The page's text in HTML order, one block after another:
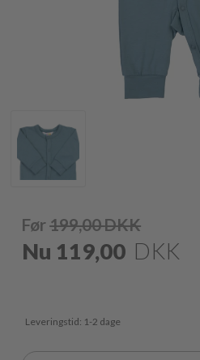
Før199,00DKK
Nu 119,00 DKK
Leveringstid: 1-2 dage